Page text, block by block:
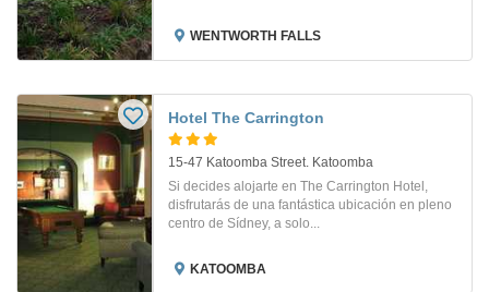
WENTWORTH FALLS
Hotel The Carrington
15-47 Katoomba Street. Katoomba
Si decides alojarte en The Carrington Hotel,
disfrutarás de una fantástica ubicación en pleno
centro de Sídney, a solo...
KATOOMBA